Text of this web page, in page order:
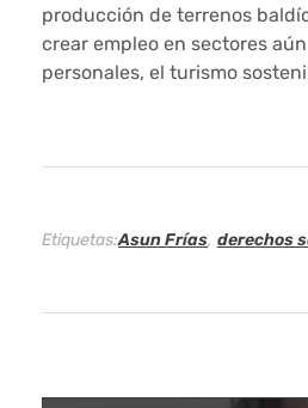
a
s
ú
b
producción de terrenos
crear empleo en sectores
personales, el turismo
Etiquetas:Asun Frías, derechos